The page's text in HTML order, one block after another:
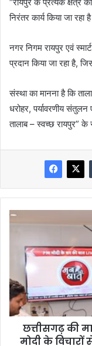
निरंतर कार्य किया जा रहा
नगर निगम रायपुर एवं
प्रदान किया जा रहा है,
संस्था का मानना है कि
धरोहर, पर्यावरणीय
तालाब – स्वच्छ रायपुर”
छत्तीसगढ़ की
मोदी के